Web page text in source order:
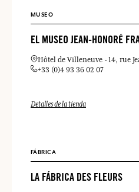
MUSEO
EL MUSEO JEAN-HONORÉ
Hôtel de Villeneuve 14, rue
+33 (0)4 93 36 02 07
Detalles de la tienda
FÁBRICA
LA FÁBRICA DES FLEURS